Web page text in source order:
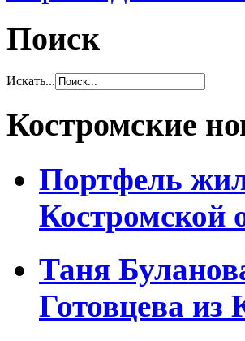
Поиск
Искать...
Костромские
Портфель
Костромской
Таня
Готовцева из